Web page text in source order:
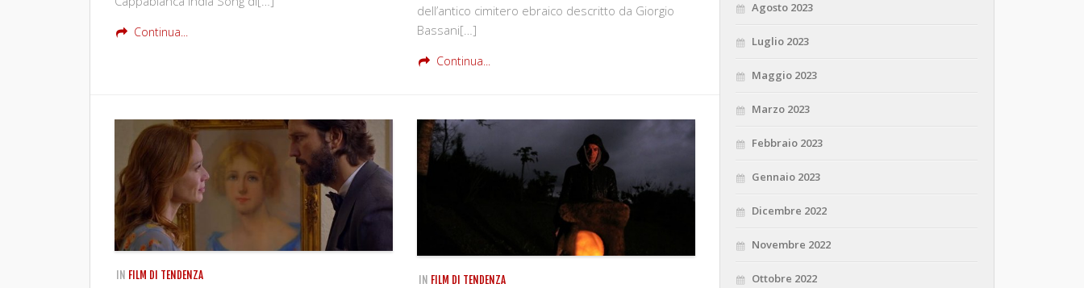
Continua...
dell’antico cimitero ebraico descritto da Giorgio
Bassani[…]
Continua...
IN FILM DI TENDENZA IN FILM DI TENDENZA
Agosto 2023
Luglio 2023
Maggio 2023
Marzo 2023
Febbraio 2023
Gennaio 2023
Dicembre 2022
Novembre 2022
Ottobre 2022